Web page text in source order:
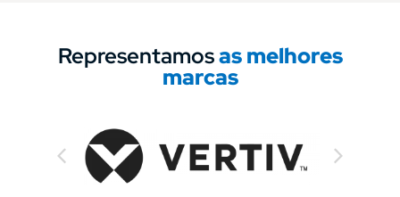
Representamosas melhores
marcas